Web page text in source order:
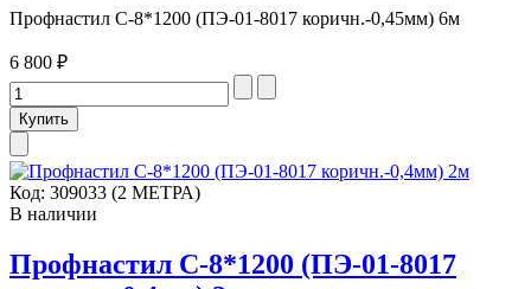
Профнастил С-8*1200 (ПЭ-01-8017 коричн.-0,45мм) 6м
6 800 ₽
Код: 309033 (2 МЕТРА)
В наличии
Профнастил С-8*1200 (ПЭ-01-8017